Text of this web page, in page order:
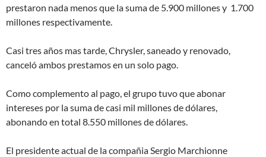
prestaron nada menos que la suma de 5.900 millones y 1.700
millones respectivamente.
Casi tres años mas tarde, Chrysler, saneado y renovado,
canceló ambos prestamos en un solo pago.
Como complemento al pago, el grupo tuvo que abonar
intereses por la suma de casi mil millones de dólares,
abonando en total 8.550 millones de dólares.
El presidente actual de la compañia Sergio Marchionne